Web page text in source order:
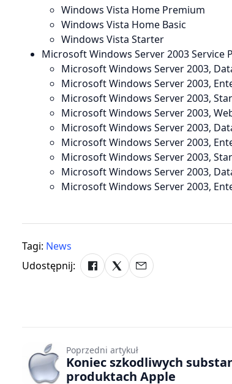
Windows Vista Home Premium
Windows Vista Home Basic
Windows Vista Starter
Microsoft Windows Server 2003 Service
Microsoft Windows Server 2003,
Microsoft Windows Server 2003,
Microsoft Windows Server 2003,
Microsoft Windows Server 2003,
Microsoft Windows Server 2003,
Microsoft Windows Server 2003,
Microsoft Windows Server 2003,
Microsoft Windows Server 2003,
Microsoft Windows Server 2003,
Tagi: News
Udostępnij:
Poprzedni artykuł
Koniec szkodliwych
produktach Apple